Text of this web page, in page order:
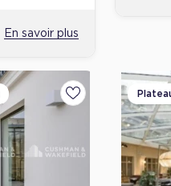
En savoir plus
Ajouter aux